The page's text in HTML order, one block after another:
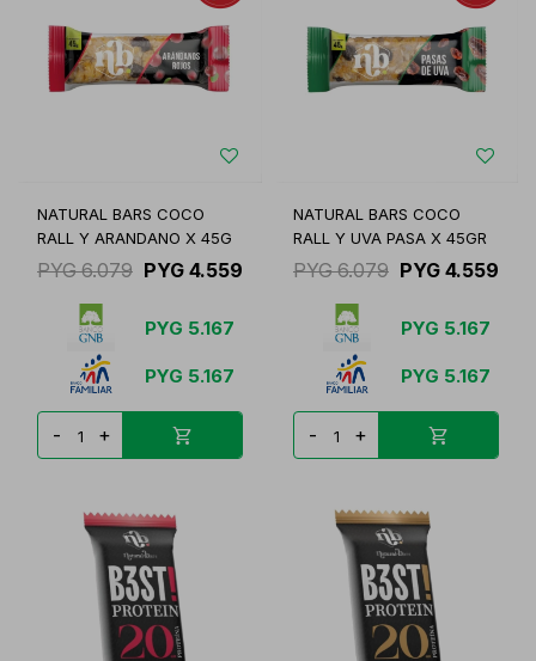
NATURAL BARS COCO
RALL Y ARANDANO X 45G
PYG 6.079 PYG 4.559
PYG 5.167
PYG 5.167
- +
NATURAL BARS COCO
RALL Y UVA PASA X 45GR
PYG 6.079 PYG 4.559
PYG 5.167
PYG 5.167
- +